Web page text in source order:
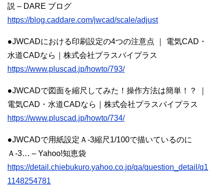
説 – DARE ブログ
https://blog.caddare.com/jwcad/scale/adjust
●JWCADにおける印刷設定の4つの注意点 ｜ 電気CAD・
水道CADなら｜株式会社プラスバイプラス
https://www.pluscad.jp/howto/793/
●JWCADで図面を縮尺してみた！操作方法は簡単！？ ｜
電気CAD・水道CADなら｜株式会社プラスバイプラス
https://www.pluscad.jp/howto/734/
●JWCADで用紙設定Ａ-3縮尺1/100で描いているのに
Ａ-3… – Yahoo!知恵袋
https://detail.chiebukuro.yahoo.co.jp/qa/question_detail/q1
1148254781